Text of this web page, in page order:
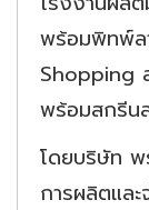
พร้อมพิทพ์ล
Shopping
พร้อมสกรีน
โดยบริษัท พ
การผลิตแล